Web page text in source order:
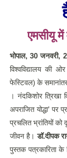
एमसीयू
भोपाल,30 जनवरी,
विश्वविद्यालय की
फेस्टिवल) के
। नंदकिशोर त्रिखा
अपराजित योद्धा’
प्रचलित भ्रांतियों
जीवन है।डॉ.दीपक
पुस्तक पत्रकारिता के